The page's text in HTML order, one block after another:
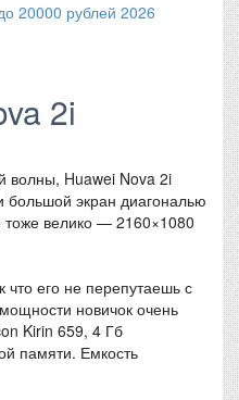
2i
волны, Huawei Nova 2i
большой экран диагональю
велико — 2160×1080
что его не перепутаешь с
новичок очень
Kirin 659, 4 Гб
памяти. Емкость